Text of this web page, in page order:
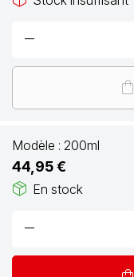
remove
shopping_bag
Modèle : 200ml
44,95 €
package_2 En stock
remove